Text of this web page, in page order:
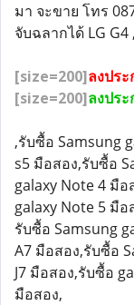
มา จะขาย โทร
จับฉลากได้ LG
[size=200]ลงปร
[size=200]ลงปร
,รับซื้อ Samsung
s5 มือสอง,รับซื้อ
galaxy Note 4 มื
galaxy Note 5 มือ
รับซื้อ Samsung
A7 มือสอง,รับซื้อ
J7 มือสอง,รับซื้อ
มือสอง,